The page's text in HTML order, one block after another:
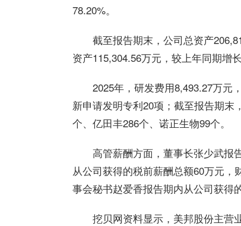
78.20%。
截至报告期末，公司总资产
资产115,304.56万元，较上年同期增长
2025年，研发费用8,493.27万元
新申请发明专利20项；截至报告期末
个、亿田丰286个、诺正生物99个。
高管薪酬方面，董事长张少武报
从公司获得的税前薪酬总额60万元
事会秘书赵爱香报告期内从公司获得
挖贝网资料显示，美邦股份主营